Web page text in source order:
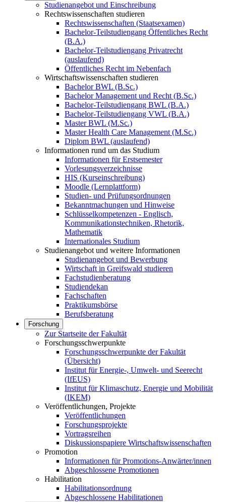
Studienangebot und Einschreibung
Rechtswissenschaften studieren
Rechtswissenschaften (Staatsexamen)
Bachelor-Teilstudiengang Öffentliches Recht
(B.A.)
Bachelor-Teilstudiengang Privatrecht
(auslaufend)
Öffentliches Recht im Nebenfach
Wirtschaftswissenschaften studieren
Bachelor BWL (B.Sc.)
Bachelor Management und Recht (B.Sc.)
Bachelor-Teilstudiengang BWL (B.A.)
Bachelor-Teilstudiengang VWL (B.A.)
Master BWL (M.Sc.)
Master Health Care Management (M.Sc.)
Diplom BWL (auslaufend)
Informationen rund um das Studium
Informationen für Erstsemester
Vorlesungsverzeichnisse
HIS (Kurseinschreibung)
Moodle (Lernplattform)
Studien- und Prüfungsordnungen
Bekanntmachungen und Hinweise
Schlüsselkompetenzen - Englisch,
Kommunikationstechniken, Rhetorik,
Mathematik
Internationales Studium
Studienangebot und weitere Informationen
Studienangebot und Bewerbung
Wirtschaft in Greifswald studieren
Fachstudienberatung
Studiendekan
Fachschaften
Praktikumsbörse
Berufsberatung
Forschung
Zur Startseite der Fakultät
Forschungsschwerpunkte
Forschungsschwerpunkte der Fakultät
(Übersicht)
Institut für Energie-, Umwelt- und Seerecht
(IfEUS)
Institut für Klimaschutz, Energie und Mobilität
(IKEM)
Veröffentlichungen, Projekte
Veröffentlichungen
Forschungsprojekte
Vortragsreihen
Diskussionspapiere Wirtschaftswissenschaften
Promotion
Informationen für Promotions-Anwärter/innen
Abgeschlossene Promotionen
Habilitation
Habilitationsordnung
Abgeschlossene Habilitationen